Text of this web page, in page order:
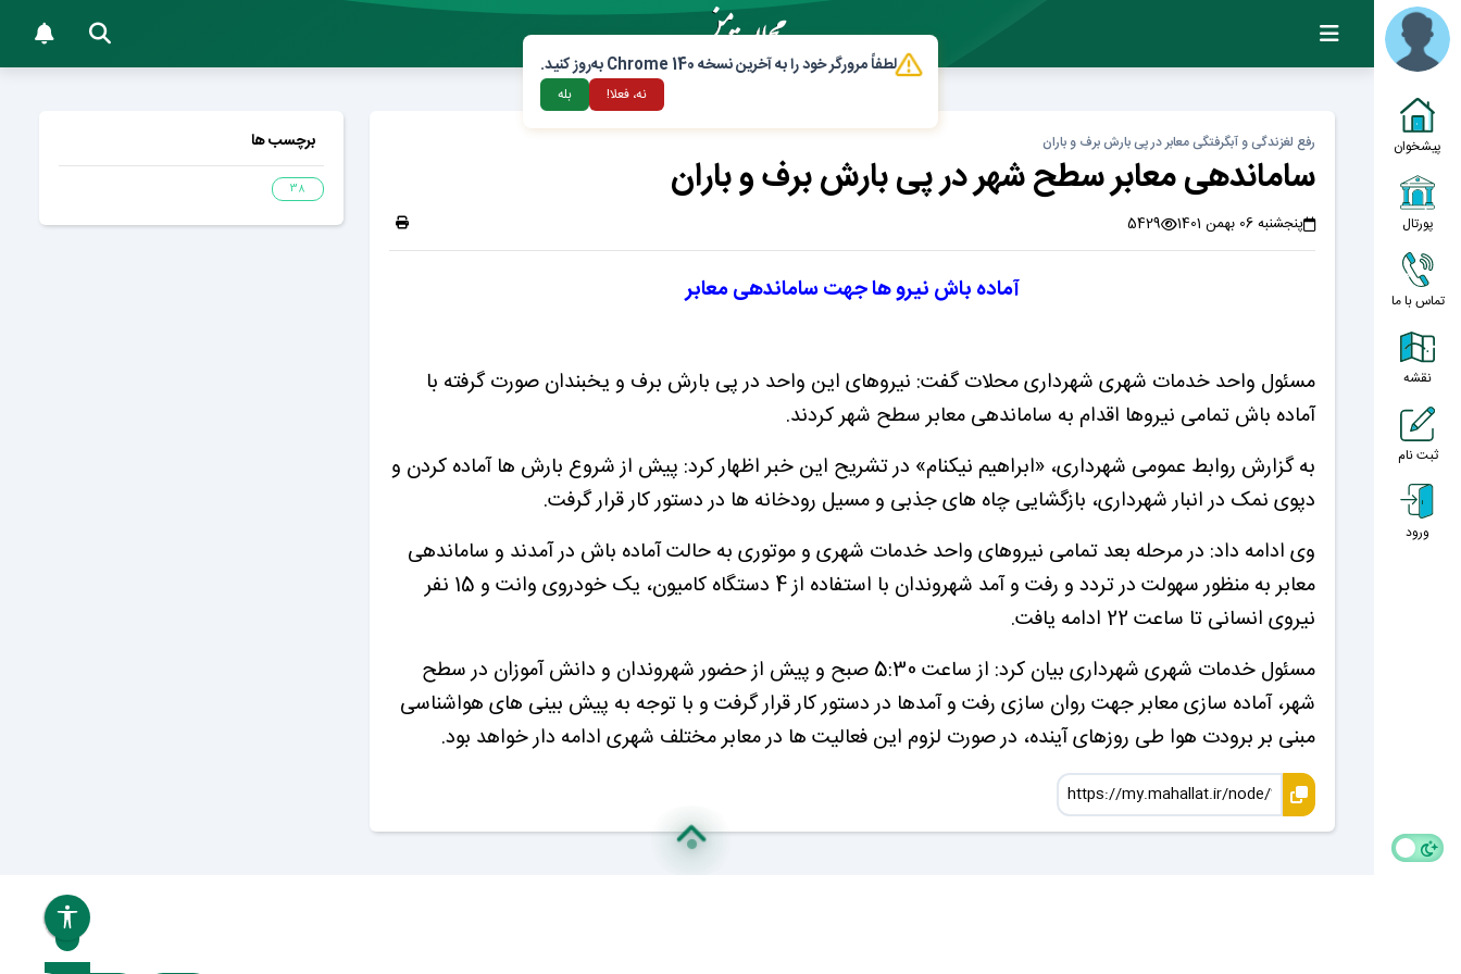
پیشخوان
پورتال
تماس با ما
نقشه
ثبت نام
ورود
رفع لغزندگی و آبگرفتگی معابر در پی بارش برف و باران
ساماندهی معابر سطح شهر در پی بارش برف و باران
پنجشنبه 06 بهمن 1401 5429
آماده باش نیرو ها جهت ساماندهی معابر
مسئول واحد خدمات شهری شهرداری محلات گفت: نیروهای این واحد در پی بارش برف و یخبندان صورت گرفته با
آماده باش تمامی نیروها اقدام به ساماندهی معابر سطح شهر کردند.
به گزارش روابط عمومی شهرداری، «ابراهیم نیکنام» در تشریح این خبر اظهار کرد: پیش از شروع بارش ها آماده کردن و
دپوی نمک در انبار شهرداری، بازگشایی چاه های جذبی و مسیل رودخانه ها در دستور کار قرار گرفت.
وی ادامه داد: در مرحله بعد تمامی نیروهای واحد خدمات شهری و موتوری به حالت آماده باش در آمدند و ساماندهی
معابر به منظور سهولت در تردد و رفت و آمد شهروندان با استفاده از 4 دستگاه کامیون، یک خودروی وانت و 15 نفر
نیروی انسانی تا ساعت 22 ادامه یافت.
مسئول خدمات شهری شهرداری بیان کرد: از ساعت 5:30 صبح و پیش از حضور شهروندان و دانش آموزان در سطح
شهر، آماده سازی معابر جهت روان سازی رفت و آمدها در دستور کار قرار گرفت و با توجه به پیش بینی های هواشناسی
مبنی بر برودت هوا طی روزهای آینده، در صورت لزوم این فعالیت ها در معابر مختلف شهری ادامه دار خواهد بود.
برچسب ها
38
لطفاً مرورگر خود را به آخرین نسخه Chrome 140 به‌روز کنید.
نه، فعلا! بله
بازنشانی همه